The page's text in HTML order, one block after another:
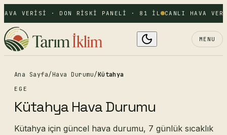
VERISI · DON RISKI PANELI · 81 IL CANLI HAVA
MENU
Ana Sayfa/Hava Durumu/Kütahya
EGE
Kütahya Hava Durumu
Kütahya için güncel hava durumu, 7 günlük sıcaklık